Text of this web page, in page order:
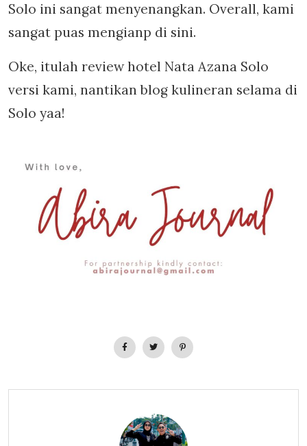
Solo ini sangat menyenangkan. Overall, kami
sangat puas mengianp di sini.
Oke, itulah review hotel Nata Azana Solo
versi kami, nantikan blog kulineran selama di
Solo yaa!